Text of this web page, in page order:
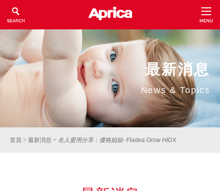
最新消息
News & Topics
首頁 > 最新消息 > 名人愛用分享：優格姐姐- Fladea Grow HIDX